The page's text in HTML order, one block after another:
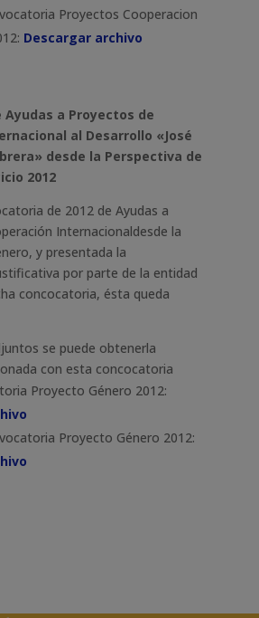
Proyectos Cooperacion
Descargar archivo
a Proyectos de
al Desarrollo «José
desde la Perspectiva de
2012
de 2012 de Ayudas a
Internacionaldesde la
y presentada la
por parte de la entidad
concocatoria, ésta queda
se puede obtenerla
con esta concocatoria
Proyecto Género 2012:
Proyecto Género 2012: